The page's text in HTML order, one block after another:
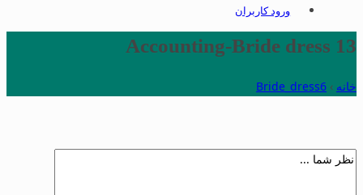
ورود کاربران
Accounting-Bride dress 13
خانه ›
Bride_dress6